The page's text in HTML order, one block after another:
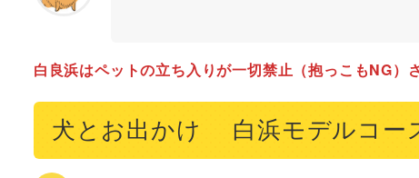
白良浜はペットの立ち入りが一切禁止（抱っこもNG）
犬とお出かけ 白浜モデルコー